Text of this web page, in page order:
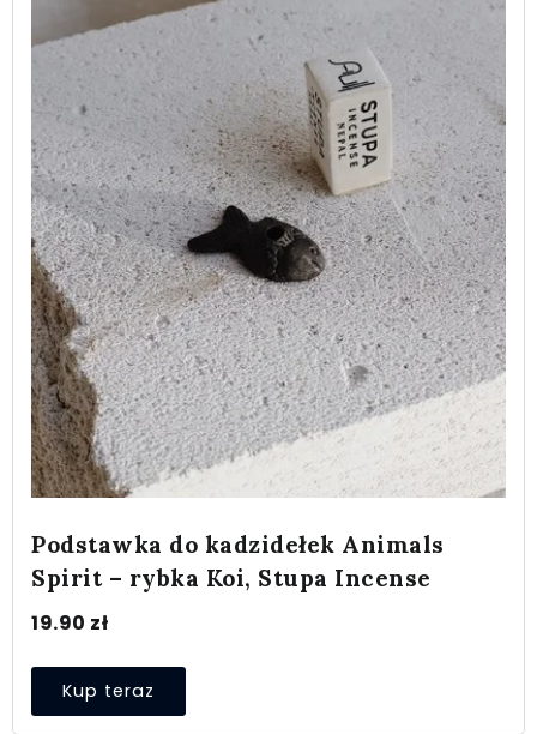
Podstawka do kadzidełek Animals
Spirit – rybka Koi, Stupa Incense
19.90 zł
Kup teraz